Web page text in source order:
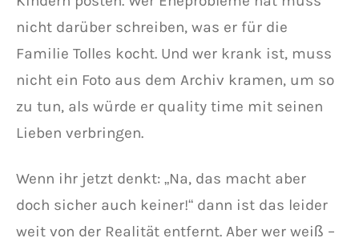
nicht darüber schreiben, was er für die
Familie Tolles kocht. Und wer krank ist, muss
nicht ein Foto aus dem Archiv kramen, um so
zu tun, als würde er quality time mit seinen
Lieben verbringen.
Wenn ihr jetzt denkt: „Na, das macht aber
doch sicher auch keiner!“ dann ist das leider
weit von der Realität entfernt. Aber wer weiß –